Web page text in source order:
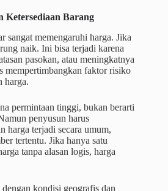
Ketersediaan Barang
sangat memengaruhi harga. Jika
naik. Ini bisa terjadi karena
pasokan, atau meningkatnya
mempertimbangkan faktor risiko
harga.
permintaan tinggi, bukan berarti
penyusun harus
harga terjadi secara umum,
tertentu. Jika hanya satu
tanpa alasan logis, harga
kondisi geografis dan